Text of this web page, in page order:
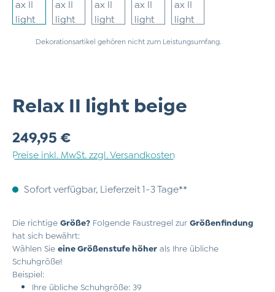
Dekorationsartikel gehören nicht zum Leistungsumfang.
Relax II light beige
Regulärer Preis:
249,95 €
Preise inkl. MwSt. zzgl. Versandkosten
Sofort verfügbar, Lieferzeit 1-3 Tage**
Die richtige Größe? Folgende Faustregel zur Größenfindung
hat sich bewährt:
Wählen Sie eine Größenstufe höher als Ihre übliche
Schuhgröße!
Beispiel:
Ihre übliche Schuhgröße: 39